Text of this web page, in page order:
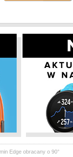
Edge obracany o 90°